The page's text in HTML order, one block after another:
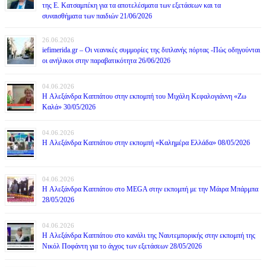
της Ε. Κατσαμπέκη για τα αποτελέσματα των εξετάσεων και τα
συναισθήματα των παιδιών 21/06/2026
26.06.2026
iefimerida.gr – Οι νεανικές συμμορίες της διπλανής πόρτας -Πώς οδηγούνται
οι ανήλικοι στην παραβατικότητα 26/06/2026
04.06.2026
H Αλεξάνδρα Καππάτου στην εκπομπή του Μιχάλη Κεφαλογιάννη «Ζω
Καλά» 30/05/2026
04.06.2026
H Αλεξάνδρα Καππάτου στην εκπομπή «Καλημέρα Ελλάδα» 08/05/2026
04.06.2026
H Αλεξάνδρα Καππάτου στο MEGA στην εκπομπή με την Μάιρα Mπάρμπα
28/05/2026
04.06.2026
H Αλεξάνδρα Καππάτου στο κανάλι της Ναυτεμπορικής στην εκπομπή της
Νικόλ Ποφάντη για το άγχος των εξετάσεων 28/05/2026